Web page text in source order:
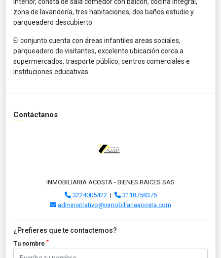
zona de lavandería, tres habitaciones, dos baños estudio y
parqueadero descubierto.
El conjunto cuenta con áreas infantiles areas sociales,
parqueadero de visitantes, excelente ubicación cerca a
supermercados, trasporte público, centros comerciales e
instituciones educativas.
Contáctanos
INMOBILIARIA ACOSTÁ - BIENES RAICES SAS
3224005422 |
3118758375
administrativo@inmobiliariaacosta.com
¿Prefieres que te contactemos?
Tu nombre *